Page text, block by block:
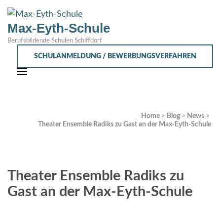
Max-Eyth-Schule
Berufsbildende Schulen Schiffdorf
SCHULANMELDUNG / BEWERBUNGSVERFAHREN
Home > Blog > News >
Theater Ensemble Radiks zu Gast an der Max-Eyth-Schule
Theater Ensemble Radiks zu
Gast an der Max-Eyth-Schule